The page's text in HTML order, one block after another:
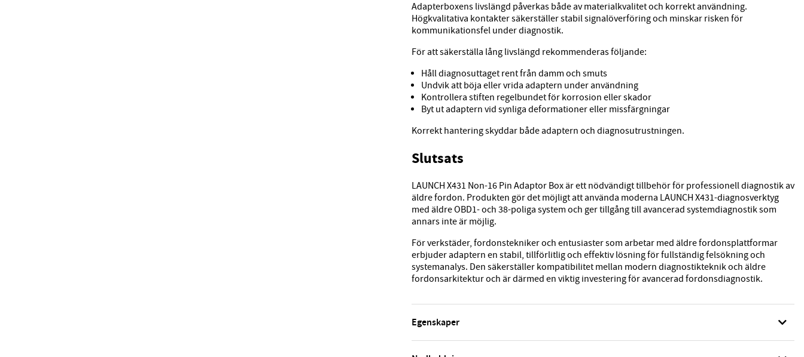
Adapterboxens livslängd påverkas både av materialkvalitet och korrekt användning.
Högkvalitativa kontakter säkerställer stabil signalöverföring och minskar risken för
kommunikationsfel under diagnostik.
För att säkerställa lång livslängd rekommenderas följande:
Håll diagnosuttaget rent från damm och smuts
Undvik att böja eller vrida adaptern under användning
Kontrollera stiften regelbundet för korrosion eller skador
Byt ut adaptern vid synliga deformationer eller missfärgningar
Korrekt hantering skyddar både adaptern och diagnosutrustningen.
Slutsats
LAUNCH X431 Non-16 Pin Adaptor Box är ett nödvändigt tillbehör för professionell diagnostik av
äldre fordon. Produkten gör det möjligt att använda moderna LAUNCH X431-diagnosverktyg
med äldre OBD1- och 38-poliga system och ger tillgång till avancerad systemdiagnostik som
annars inte är möjlig.
För verkstäder, fordonstekniker och entusiaster som arbetar med äldre fordonsplattformar
erbjuder adaptern en stabil, tillförlitlig och effektiv lösning för fullständig felsökning och
systemanalys. Den säkerställer kompatibilitet mellan modern diagnostikteknik och äldre
fordonsarkitektur och är därmed en viktig investering för avancerad fordonsdiagnostik.
Egenskaper